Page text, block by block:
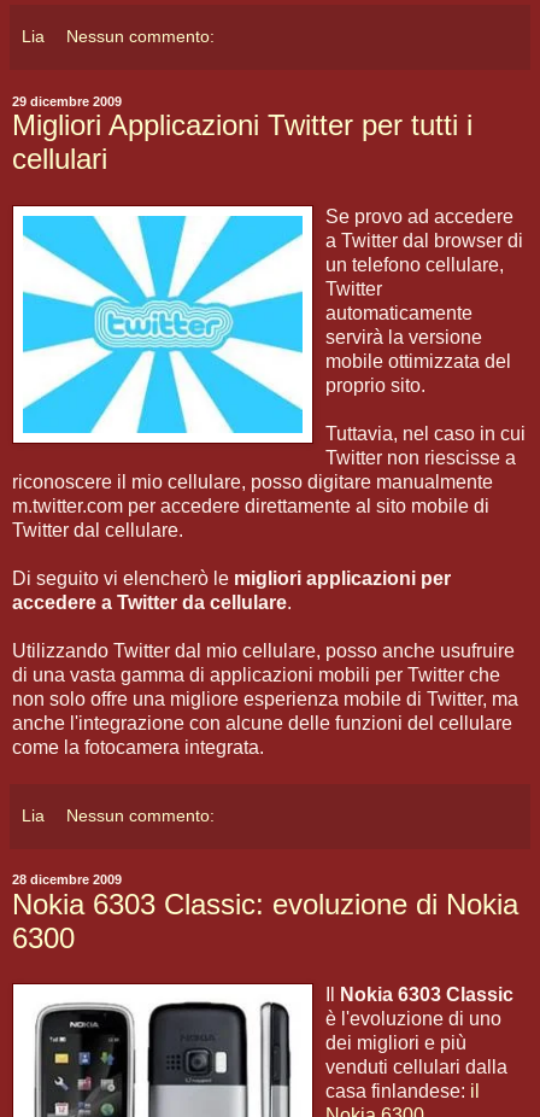
Lia Nessun commento:
29 dicembre 2009
Migliori Applicazioni Twitter per tutti i
cellulari
Se provo ad accedere
a Twitter dal browser di
un telefono cellulare,
Twitter
automaticamente
servirà la versione
mobile ottimizzata del
proprio sito.
Tuttavia, nel caso in cui
Twitter non riescisse a
riconoscere il mio cellulare, posso digitare manualmente
m.twitter.com per accedere direttamente al sito mobile di
Twitter dal cellulare.
Di seguito vi elencherò le migliori applicazioni per
accedere a Twitter da cellulare.
Utilizzando Twitter dal mio cellulare, posso anche usufruire
di una vasta gamma di applicazioni mobili per Twitter che
non solo offre una migliore esperienza mobile di Twitter, ma
anche l'integrazione con alcune delle funzioni del cellulare
come la fotocamera integrata.
Lia Nessun commento:
28 dicembre 2009
Nokia 6303 Classic: evoluzione di Nokia
6300
Nokia 6303 Classic
è l'evoluzione di uno
dei migliori e più
venduti cellulari dalla
casa finlandese: il